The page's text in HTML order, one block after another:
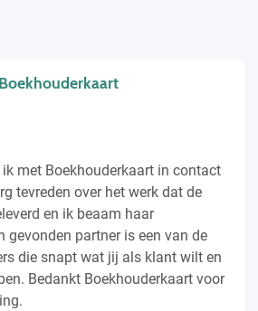
met Boekhouderkaart in contact
tevreden over het werk dat de
en ik beaam haar
gevonden partner is een van de
die snapt wat jij als klant wilt en
Bedankt Boekhouderkaart voor